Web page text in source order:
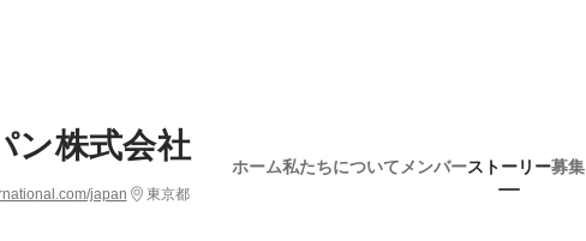
ン株式会社
japan 東京都
ホーム私たちについて メンバーストーリー募集